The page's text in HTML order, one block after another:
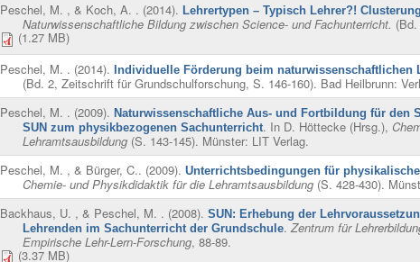
Peschel, M. , & Koch, A. . (2014). Lehrertypen – Typisch Lehrer?!
Naturwissenschaftliche Bildung zwischen Science- und Fachunterricht.
(1.27 MB)
Peschel, M. . (2014). Individuelle Förderung beim
(Bd. 2, Zeitschrift für Grundschulforschung, S. 146-160). Bad Heilbrunn:
Peschel, M. . (2009). Naturwissenschaftliche Aus- und Fortbildung für den
SUN zum physikbezogenen Sachunterricht. In D. Höttecke (Hrsg.),
Lehramtsausbildung (S. 143-145). Münster: LIT Verlag.
Peschel, M. , & Bürger, C.. (2009). Unterrichtsbedingungen für
Chemie- und Physikdidaktik für die Lehramtsausbildung (S. 428-430).
Backhaus, U. , & Peschel, M. . (2008). SUN: Erhebung der
Lehrenden im Sachunterricht der Grundschule.Zentrum für
Empirische Lehr-Lern-Forschung, 88-89.
(3.37 MB)